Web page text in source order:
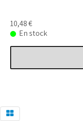
10,48 €
En stock